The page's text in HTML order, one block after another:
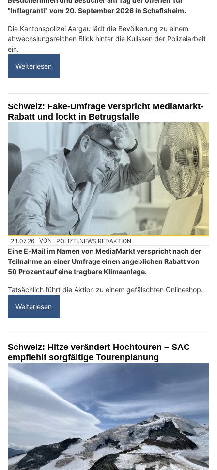
"Inflagranti" vom 20. September 2026 in Schafisheim.
Die Kantonspolizei Aargau lädt die Bevölkerung zu einem
abwechslungsreichen Blick hinter die Kulissen der Polizeiarbeit
ein.
Weiterlesen
Schweiz: Fake-Umfrage verspricht MediaMarkt-
Rabatt und lockt in Betrugsfalle
23.07.26 VON POLIZEI.NEWS REDAKTION
Eine E-Mail im Namen von MediaMarkt verspricht nach der
Teilnahme an einer Umfrage einen angeblichen Rabatt von
50 Prozent auf eine tragbare Klimaanlage.
Tatsächlich führt die Aktion zu einem gefälschten Onlineshop.
Weiterlesen
Schweiz: Hitze verändert Hochtouren – SAC
empfiehlt sorgfältige Tourenplanung